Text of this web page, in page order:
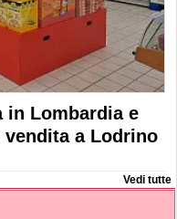
in Lombardia e
a Lodrino
Vedi tutte